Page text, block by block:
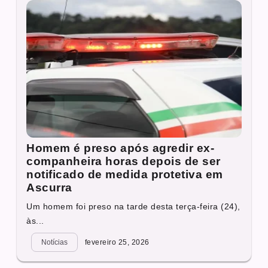
Homem é preso após agredir ex-
companheira horas depois de ser
notificado de medida protetiva em
Ascurra
Um homem foi preso na tarde desta terça-feira (24),
às...
Notícias fevereiro 25, 2026